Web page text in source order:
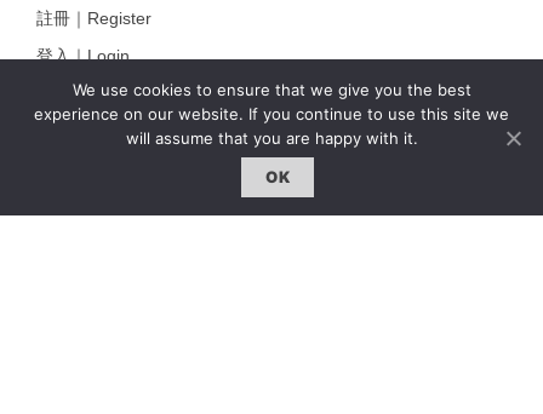
We use cookies to ensure that we give you the best
experience on our website. If you continue to use this site we
will assume that you are happy with it.
OK
註冊｜Register
登入｜Login